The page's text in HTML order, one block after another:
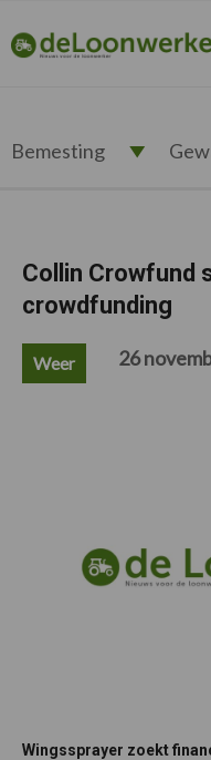
de
hoofdnavigatie
de
hoofd
de
eerste
de
voettekst
deloonwerker.nl
Bemesting
Collin Crowfund
crowdfunding
Weer 26
Wingssprayer zoekt